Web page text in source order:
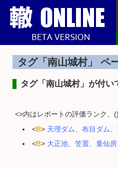
タグ「南山城村」 ペ
タグ「南山城村」が付い
<>内はレポートの評価ランク、
<B> 天理ダム、布目ダム
<B> 大正池、笠置、童仙